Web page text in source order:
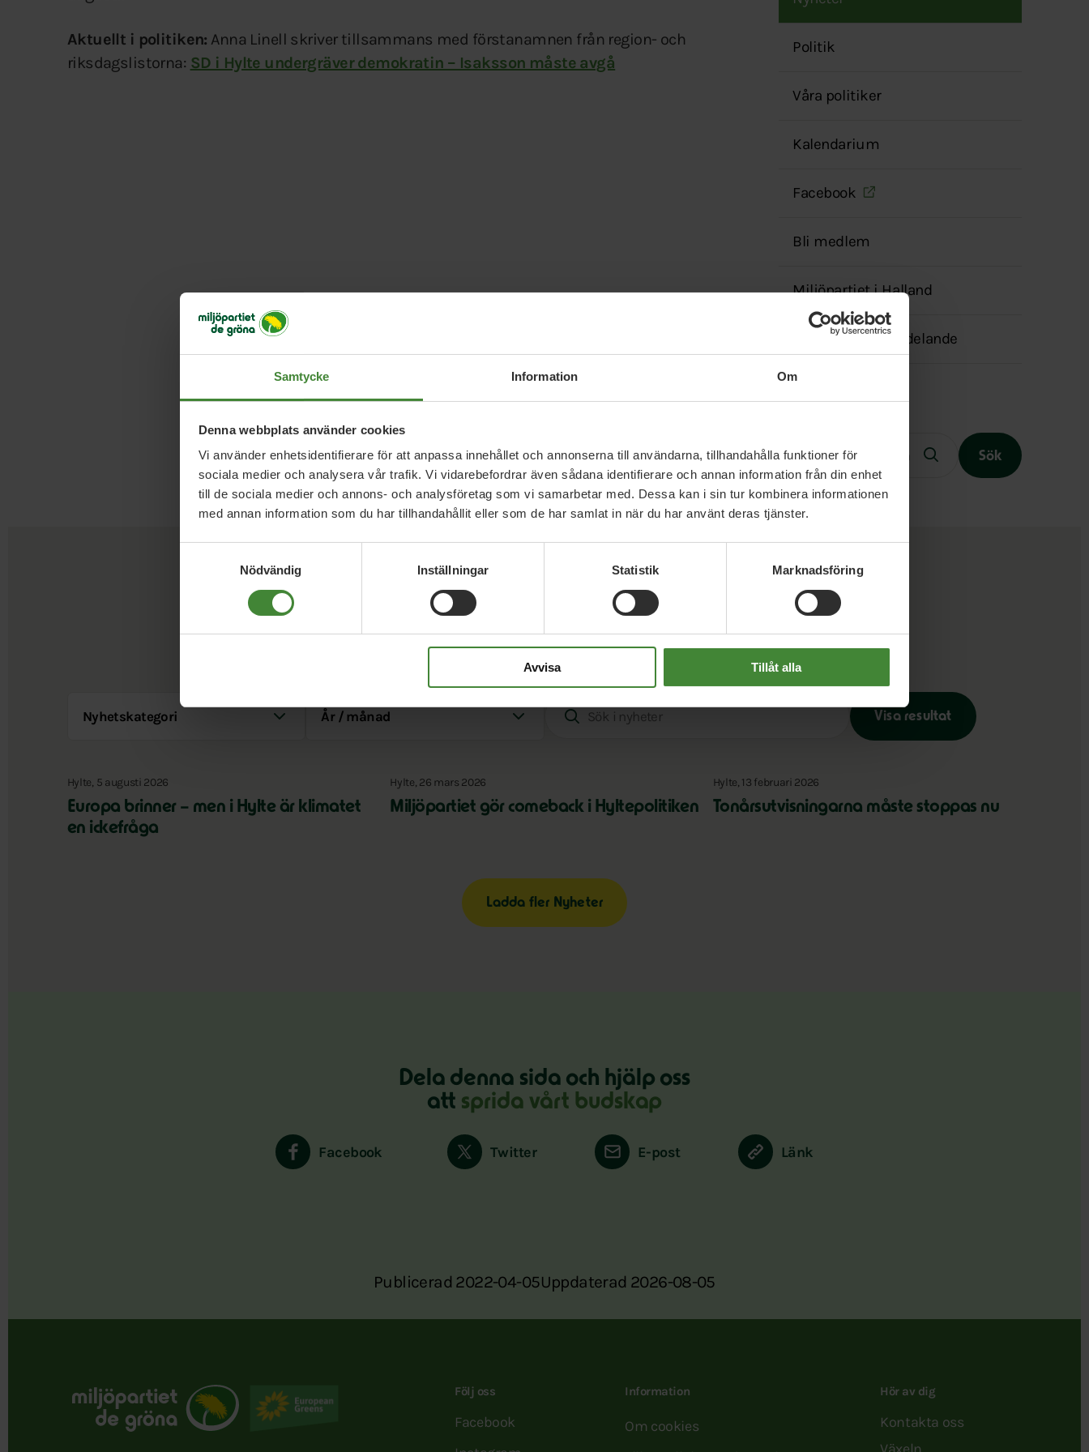
Samtycke Information Om
Denna webbplats använder cookies
Vi använder enhetsidentifierare för att anpassa innehållet och annonserna till användarna, tillhandahålla funktioner för
sociala medier och analysera vår trafik. Vi vidarebefordrar även sådana identifierare och annan information från din enhet
till de sociala medier och annons- och analysföretag som vi samarbetar med. Dessa kan i sin tur kombinera informationen
med annan information som du har tillhandahållit eller som de har samlat in när du har använt deras tjänster.
Nödvändig
Inställningar Statistik Marknadsföring
Avvisa Tillåt alla
Aktuellt i politiken: Anna Linell skriver tillsammans med förstanamnen från region- och
riksdagslistorna: SD i Hylte undergräver demokratin – Isaksson måste avgå
menyn
Politik
Våra politiker
Kalendarium
Facebook
Bli medlem
Miljöpartiet i Halland
Transparensmeddelande
Sök
Alla nyheter i Hylte
Visa resultat
Hylte, 5 augusti 2026
Europa brinner – men i Hylte är klimatet
en ickefråga
Hylte, 26 mars 2026
Miljöpartiet gör comeback i Hyltepolitiken
Hylte, 13 februari 2026
Tonårsutvisningarna måste stoppas nu
Ladda fler Nyheter
Dela denna sida och hjälp oss
att sprida vårt budskap
Facebook Twitter E-post Länk
Publicerad 2022-04-05Uppdaterad 2026-08-05
Följ oss
Facebook
Information
Om cookies
Hör av dig
Kontakta oss